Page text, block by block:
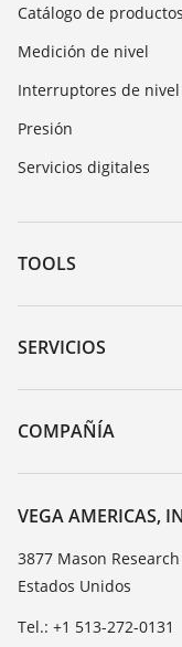
Catálogo de productos
Medición de nivel
Interruptores de nivel
Presión
Servicios digitales
TOOLS
Zona de descarga
Búsqueda por número
DTM Collection/
SERVICIOS
Devolución de
Cursos de formacion
Lista de resistencias
TeamViewer
COMPAÑÍA
Acerca de VEGA
Contacto
Notícias
Prensa
Blog
VEGA AMERICAS,
3877 Mason
Estados Unidos
Tel.: +1 513-272-0131